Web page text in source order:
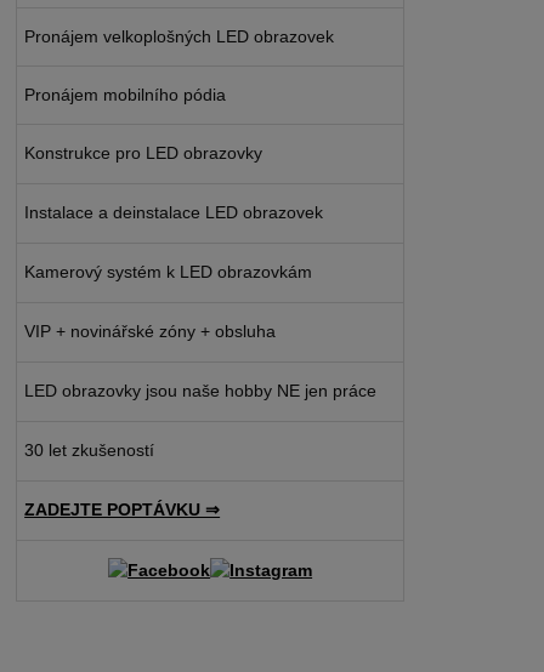
Pronájem velkoplošných LED obrazovek
Pronájem mobilního pódia
Konstrukce pro LED obrazovky
Instalace a deinstalace LED obrazovek
Kamerový systém k LED obrazovkám
VIP + novinářské zóny + obsluha
LED obrazovky jsou naše hobby NE jen práce
30 let zkušeností
ZADEJTE POPTÁVKU ⇒